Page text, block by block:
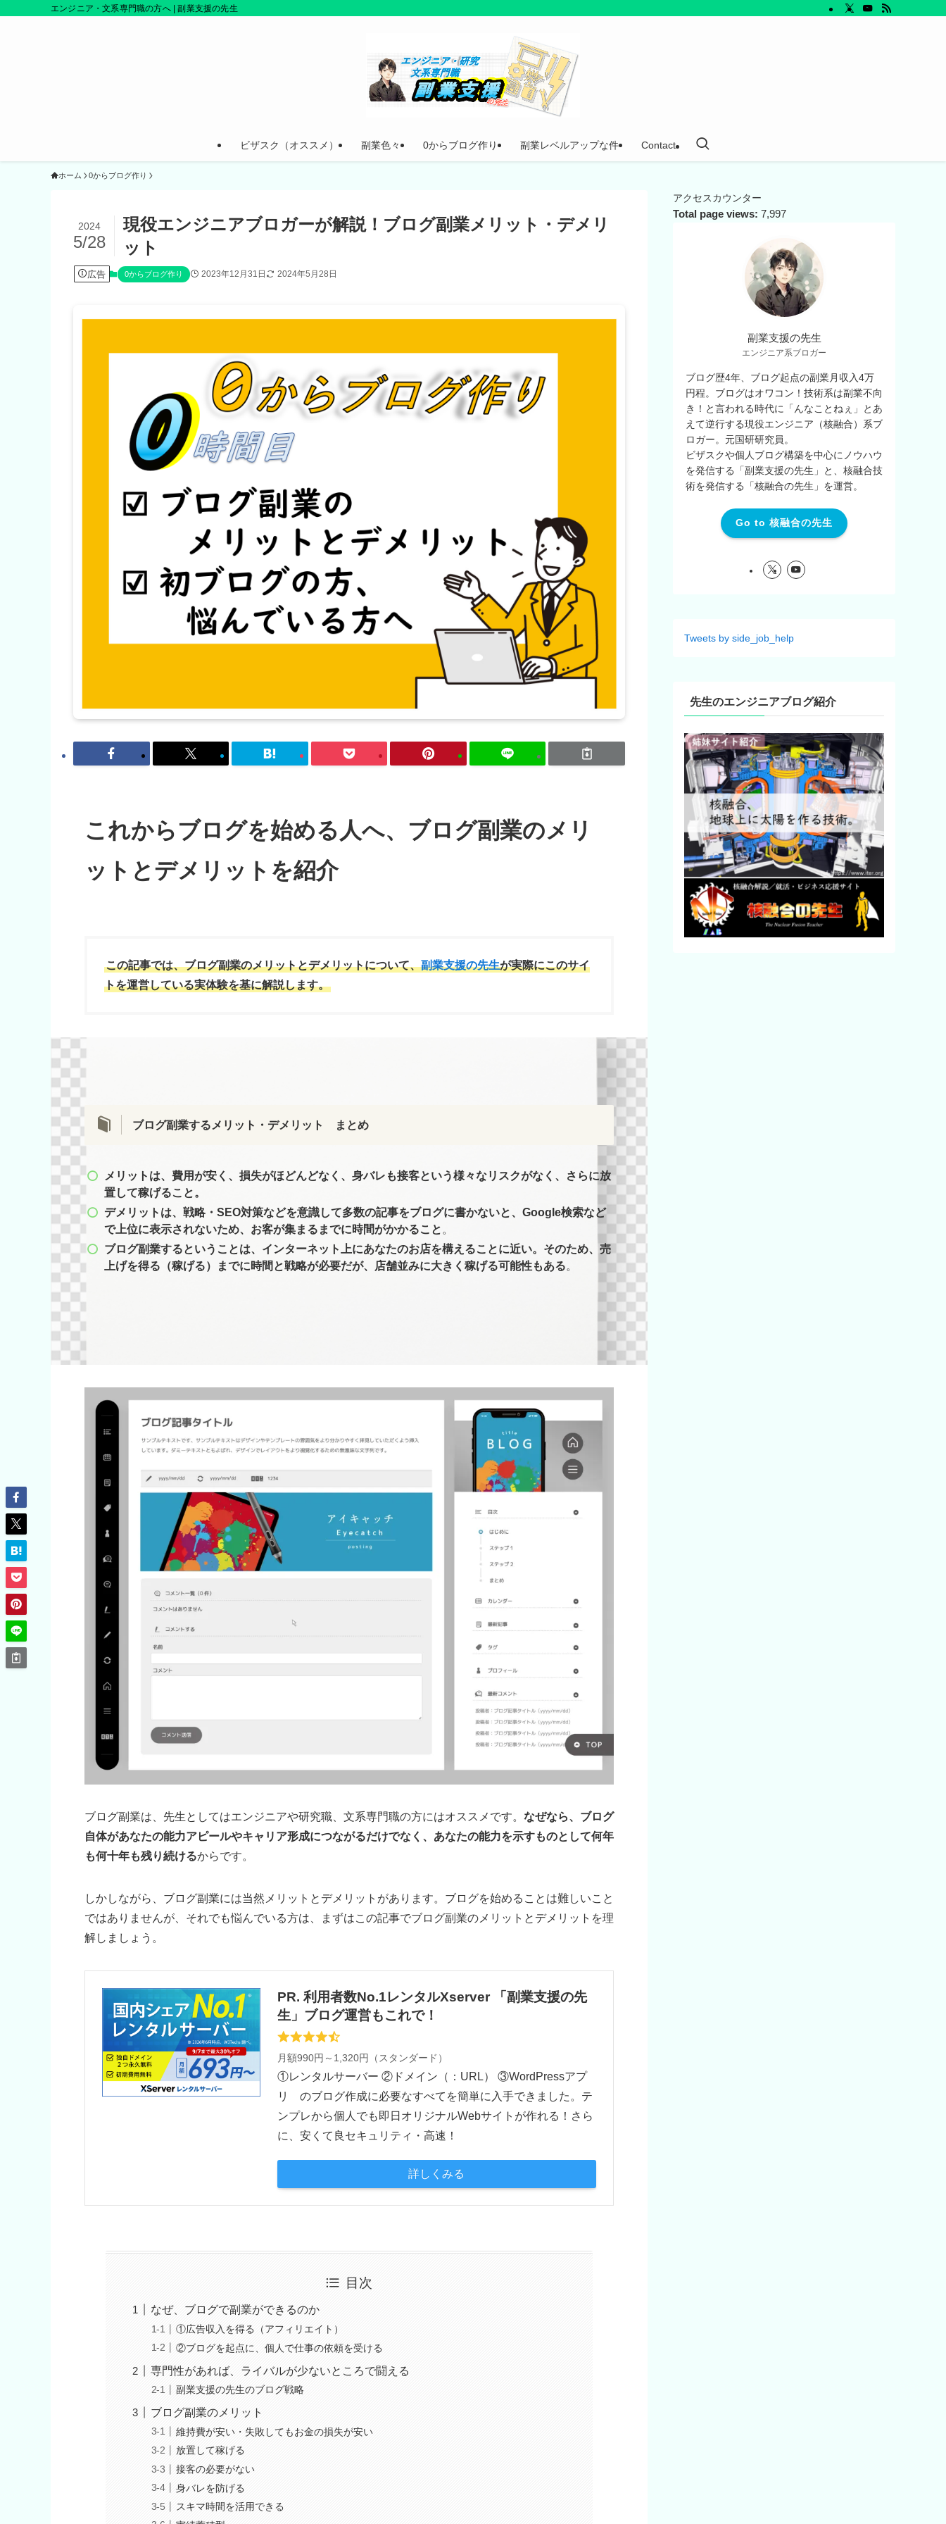
エンジニア・文系専門職の方へ | 副業支援の先生
ビザスク（オススメ） 副業色々 0からブログ作り 副業レベルアップな件 Contact
ホーム 0からブログ作り
現役エンジニアブロガーが解説！ブログ副業メリット・デメリ
ット
2024
5/28
広告 0からブログ作り 2023年12月31日 2024年5月28日
これからブログを始める人へ、ブログ副業のメリ
ットとデメリットを紹介
この記事では、ブログ副業のメリットとデメリットについて、副業支援の先生が実際にこのサイ
トを運営している実体験を基に解説します。
ブログ副業するメリット・デメリット まとめ
メリットは、費用が安く、損失がほどんどなく、身バレも接客という様々なリスクがなく、さらに放
置して稼げること。
デメリットは、戦略・SEO対策などを意識して多数の記事をブログに書かないと、Google検索など
で上位に表示されないため、お客が集まるまでに時間がかかること 。
ブログ副業するということは、インターネット上にあなたのお店を構えることに近い。そのため、売
上げを得る（稼げる）までに時間と戦略が必要だが、店舗並みに大きく稼げる可能性もある。
ブログ副業は、先生としてはエンジニアや研究職、文系専門職の方にはオススメです。 なぜなら、ブログ
自体があなたの能力アピールやキャリア形成につながるだけでなく、あなたの能力を示すものとして何年
も何十年も残り続けるからです。
しかしながら、ブログ副業には当然メリットとデメリットがあります。ブログを始めることは難しいこと
ではありませんが、それでも悩んでいる方は、まずはこの記事でブログ副業のメリットとデメリットを理
解しましょう。
PR. 利用者数No.1レンタルXserver 「副業支援の先
生」ブログ運営もこれで！
月額990円～1,320円（スタンダード）
①レンタルサーバー ②ドメイン（：URL） ③WordPressアプ
リ のブログ作成に必要なすべてを簡単に入手できました。テ
ンプレから個人でも即日オリジナルWebサイトが作れる！さら
に、安くて良セキュリティ・高速！
詳しくみる
目次
なぜ、ブログで副業ができるのか
①広告収入を得る（アフィリエイト）
②ブログを起点に、個人で仕事の依頼を受ける
専門性があれば、ライバルが少ないところで闘える
副業支援の先生のブログ戦略
ブログ副業のメリット
維持費が安い・失敗してもお金の損失が安い
放置して稼げる
接客の必要がない
身バレを防げる
スキマ時間を活用できる
アクセスカウンター
Total page views: 7,997
副業支援の先生
エンジニア系ブロガー
ブログ歴4年、ブログ起点の副業月収入4万
円程。ブログはオワコン！技術系は副業不向
き！と言われる時代に「んなことねぇ」とあ
えて逆行する現役エンジニア（核融合）系ブ
ロガー。元国研研究員。
ビザスクや個人ブログ構築を中心にノウハウ
を発信する「副業支援の先生」と、核融合技
術を発信する「核融合の先生」を運営。
Go to 核融合の先生
Tweets by side_job_help
先生のエンジニアブログ紹介